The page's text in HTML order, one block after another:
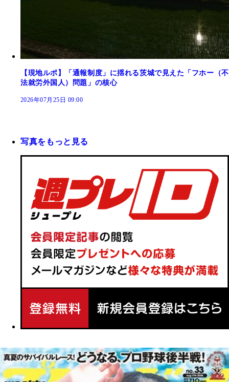
【現地ルポ】「通報制度」に揺れる茨城で見えた「フホー（不
法就労外国人）問題」の核心
2026年07月25日 09:00
写真をもっと見る